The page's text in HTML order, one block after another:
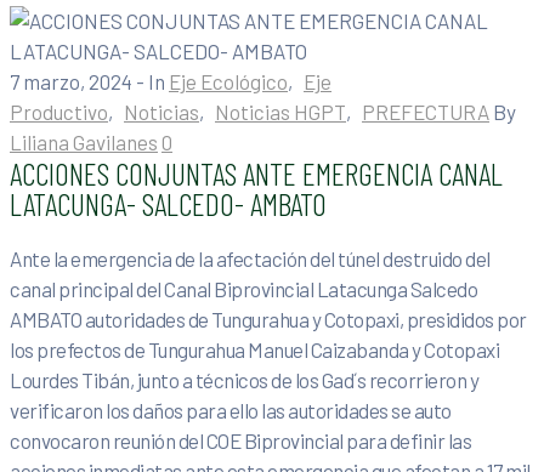
7 marzo, 2024 - In Eje Ecológico‚ Eje
Productivo‚ Noticias‚ Noticias HGPT‚ PREFECTURA By
Liliana Gavilanes 0
ACCIONES CONJUNTAS ANTE EMERGENCIA CANAL
LATACUNGA- SALCEDO- AMBATO
Ante la emergencia de la afectación del túnel destruido del
canal principal del Canal Biprovincial Latacunga Salcedo
AMBATO autoridades de Tungurahua y Cotopaxi, presididos por
los prefectos de Tungurahua Manuel Caizabanda y Cotopaxi
Lourdes Tibán, junto a técnicos de los Gad´s recorrieron y
verificaron los daños para ello las autoridades se auto
convocaron reunión del COE Biprovincial para definir las